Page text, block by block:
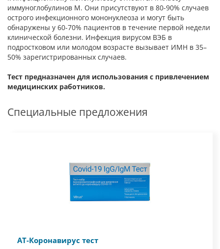
иммуноглобулинов M. Они присутствуют в 80-90% случаев
острого инфекционного мононуклеоза и могут быть
обнаружены у 60-70% пациентов в течение первой недели
клинической болезни. Инфекция вирусом ВЭБ в
подростковом или молодом возрасте вызывает ИМН в 35–
50% зарегистрированных случаев.
Тест предназначен для использования с привлечением
медицинских работников.
Специальные предложения
АТ-Коронавирус тест